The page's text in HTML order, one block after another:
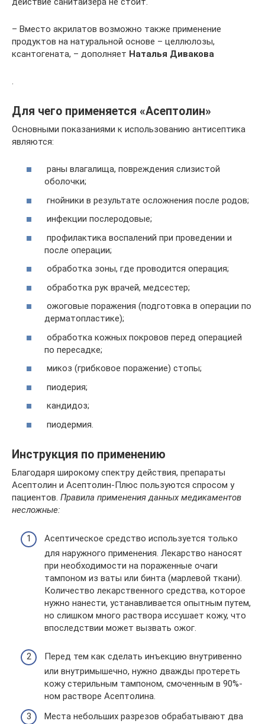
– Вместо акрилатов возможно также применение
продуктов на натуральной основе – целлюлозы,
ксантогената, – дополняет Наталья Дивакова
Для чего применяется «Асептолин»
Основными показаниями к использованию антисептика
являются:
раны влагалища, повреждения слизистой
оболочки;
гнойники в результате осложнения после родов;
инфекции послеродовые;
профилактика воспалений при проведении и
после операции;
обработка зоны, где проводится операция;
обработка рук врачей, медсестер;
ожоговые поражения (подготовка в операции по
дерматопластике);
обработка кожных покровов перед операцией
по пересадке;
микоз (грибковое поражение) стопы;
пиодерия;
кандидоз;
пиодермия.
Инструкция по применению
Благодаря широкому спектру действия, препараты
Асептолин и Асептолин-Плюс пользуются спросом у
пациентов. Правила применения данных медикаментов
несложные:
Асептическое средство используется только
для наружного применения. Лекарство наносят
при необходимости на пораженные очаги
тампоном из ваты или бинта (марлевой ткани).
Количество лекарственного средства, которое
нужно нанести, устанавливается опытным путем,
но слишком много раствора иссушает кожу, что
впоследствии может вызвать ожог.
Перед тем как сделать инъекцию внутривенно
или внутримышечно, нужно дважды протереть
кожу стерильным тампоном, смоченным в 90%-
ном растворе Асептолина.
Места небольших разрезов обрабатывают два